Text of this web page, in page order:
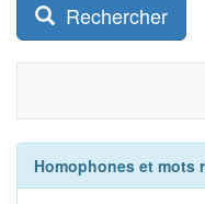
Rechercher
Homophones et mots